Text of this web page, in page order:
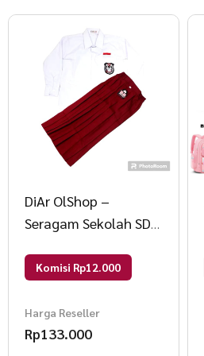
DiAr OlShop –
Seragam Sekolah SD
Komisi Rp12.000
Harga Reseller
Rp133.000